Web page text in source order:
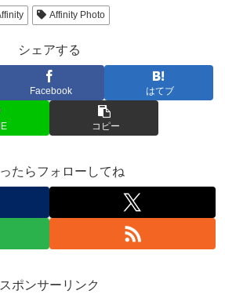
Affinity Photo
シェアする
Facebook はてブ
コピー
たらフォローしてね
スポンサーリンク